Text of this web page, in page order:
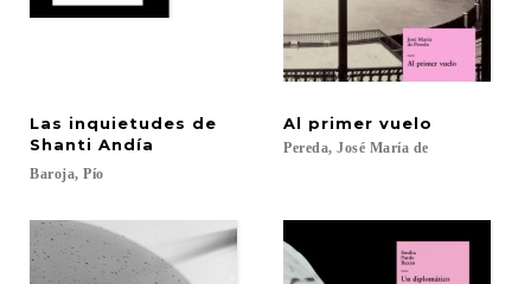
Las inquietudes de
Shanti Andía
Baroja, Pío
Al primer vuelo
Pereda, José María de